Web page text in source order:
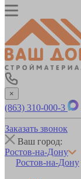
×
(863) 310-000-3
Заказать звонок
Ваш город:
Ростов-на-Дону
Ростов-на-Дону